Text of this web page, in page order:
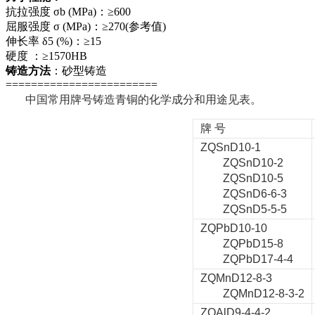
抗拉强度 σb (MPa)：≥600
屈服强度 σ (MPa)：≥270(参考值)
伸长率 δ5 (%)：≥15
硬度 ：≥1570HB
铸造方法：砂型铸造
========================
中国常用牌号铸造青铜的化学成分和用途见表。
牌 号
ZQSnD10-1
ZQSnD10-2
ZQSnD10-5
ZQSnD6-6-3
ZQSnD5-5-5
ZQPbD10-10
ZQPbD15-8
ZQPbD17-4-4
ZQMnD12-8-3
ZQMnD12-8-3-2
ZQAlD9-4-4-2